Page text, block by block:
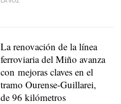
La renovación de la línea
ferroviaria del Miño avanza
con mejoras claves en el
tramo Ourense-Guillarei,
de 96 kilómetros